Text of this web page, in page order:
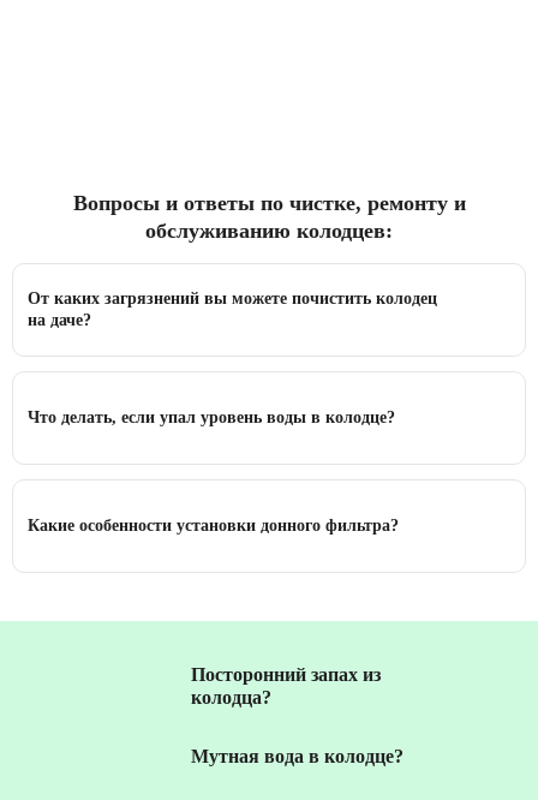
Вопросы и ответы по чистке, ремонту и
обслуживанию колодцев:
От каких загрязнений вы можете почистить колодец
на даче?
Что делать, если упал уровень воды в колодце?
Какие особенности установки донного фильтра?
Посторонний запах из
колодца?
Мутная вода в колодце?